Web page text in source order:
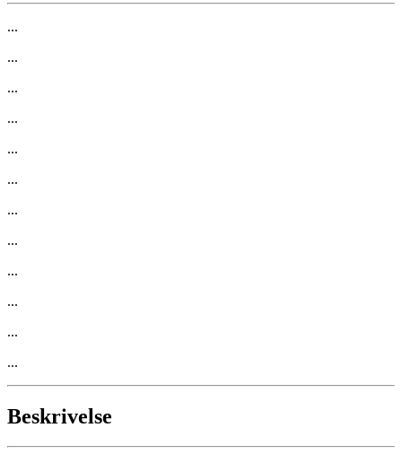
...
...
...
...
...
...
...
...
...
...
...
...
Beskrivelse